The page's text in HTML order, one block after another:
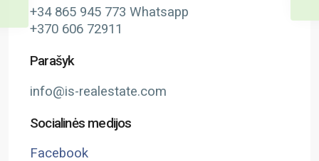
+34 865 945 773 Whatsapp
+370 606 72911
Parašyk
info@is-realestate.com
Socialinės medijos
Facebook